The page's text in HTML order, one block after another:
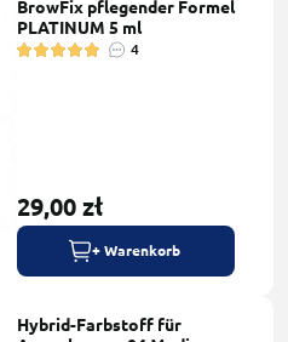
BrowFix pflegender Formel
PLATINUM 5 ml
4
29,00 zł
+ Warenkorb
Hybrid-Farbstoff für